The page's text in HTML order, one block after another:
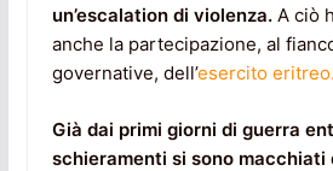
un’escalation di violenza.A ciò
anche la partecipazione, al
governative, dell’esercito eritreo.
Già dai primi giorni di guerra
schieramenti si sono macchiati